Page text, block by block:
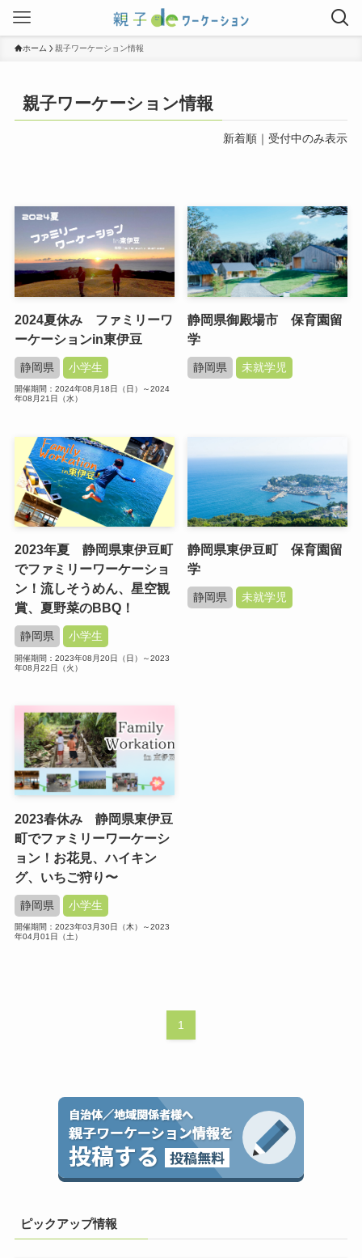
ホーム 親子ワーケーション情報
親子ワーケーション情報
新着順 ｜受付中のみ表示
2024夏休み ファミリーワ
ーケーションin東伊豆
静岡県 小学生
開催期間：2024年08月18日（日）～2024
年08月21日（水）
静岡県御殿場市 保育園留
学
静岡県 未就学児
2023年夏 静岡県東伊豆町
でファミリーワーケーショ
ン！流しそうめん、星空観
賞、夏野菜のBBQ！
静岡県 小学生
開催期間：2023年08月20日（日）～2023
年08月22日（火）
静岡県東伊豆町 保育園留
学
静岡県 未就学児
2023春休み 静岡県東伊豆
町でファミリーワーケーシ
ョン！お花見、ハイキン
グ、いちご狩り〜
静岡県 小学生
開催期間：2023年03月30日（木）～2023
年04月01日（土）
1
ピックアップ情報